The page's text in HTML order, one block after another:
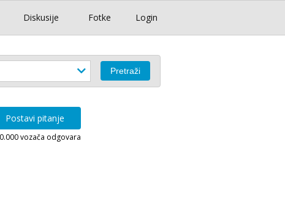
Login
Diskusije Fotke
Postavi pitanje
vozača odgovara